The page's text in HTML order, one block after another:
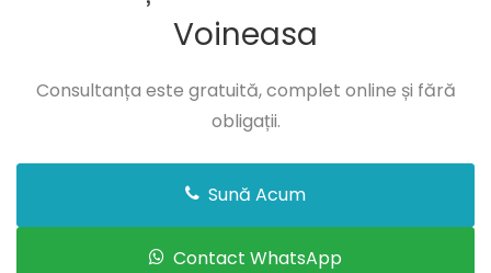
Voineasa
Consultanța este gratuită, complet online și fără
obligații.
Sună Acum
Contact WhatsApp